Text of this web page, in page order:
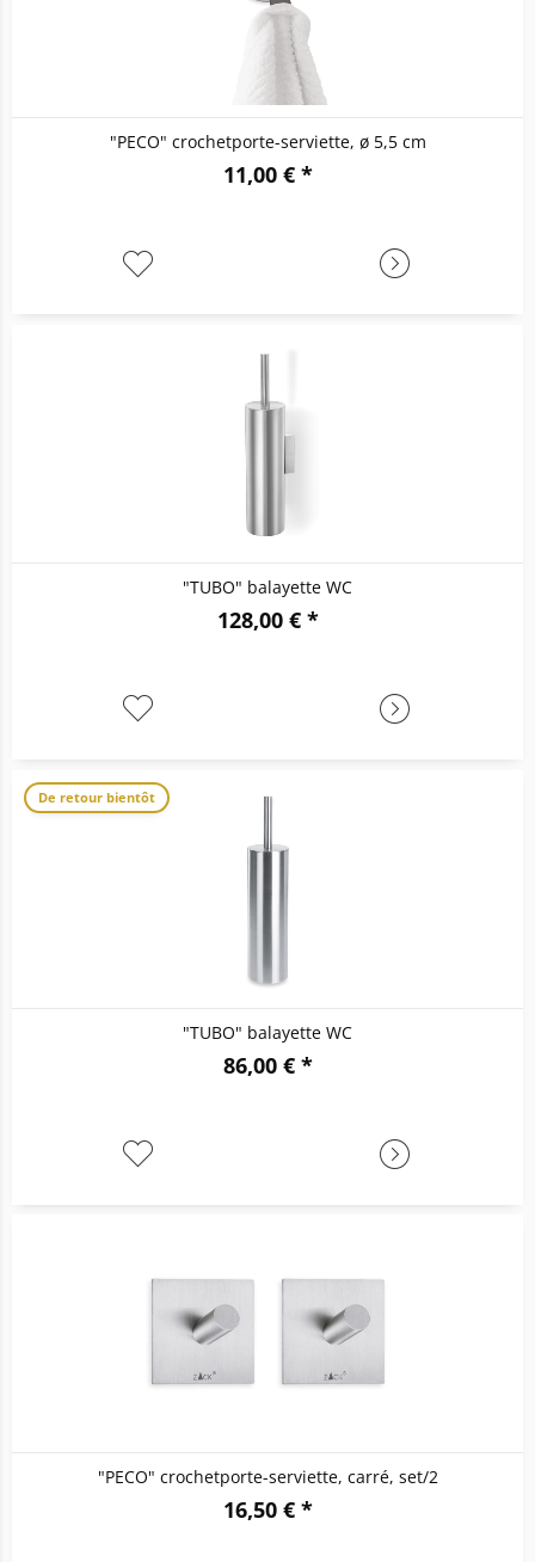
"PECO" crochetporte-serviette, ø 5,5 cm
11,00 € *
"TUBO" balayette WC
128,00 € *
De retour bientôt
"TUBO" balayette WC
86,00 € *
"PECO" crochetporte-serviette, carré, set/2
16,50 € *